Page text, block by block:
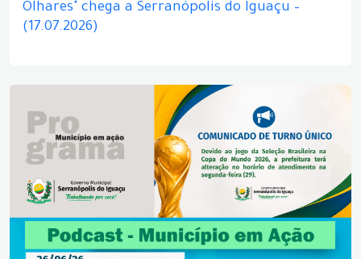
Olhares" chega a Serranópolis do Iguaçu –
(17.07.2026)